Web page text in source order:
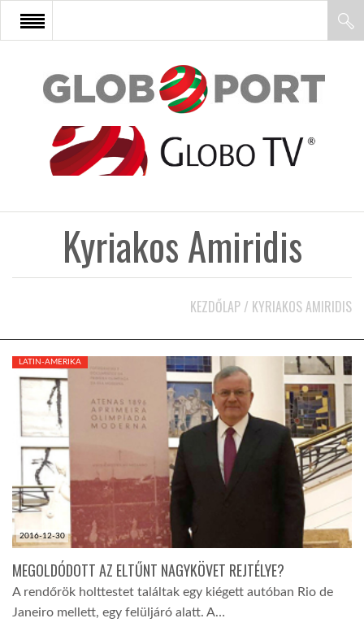
FŐOLDAL
AFRIKA
KÖZEL-KELET
AUSZTRÁLIA
A VILÁG ITTHON
Kyriakos Amiridis
KEZDŐLAP / KYRIAKOS AMIRIDIS
2016-12-30
LATIN-AMERIKA
MEGOLDÓDOTT AZ ELTŰNT NAGYKÖVET REJTÉLYE?
A rendőrök holttestet találtak egy kiégett autóban Rio de
Janeiro mellett, egy felüljáró alatt. A…